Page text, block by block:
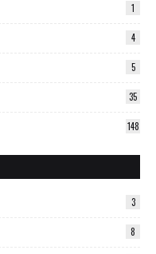
1
4
5
35
148
3
8